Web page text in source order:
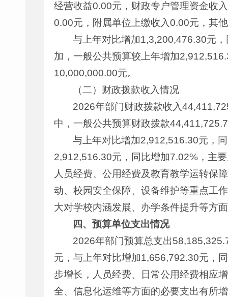
经营收益0.00元，财政专户管理资金收
0.00元，附属单位上缴收入0.00元，其
与上年对比增加1,3,200,476.30元
加，一般公共预算较上年增加
10,000,000.00元。
（二）财政拨款收入情况
2026年部门财政拨款收入
中，一般公共预算财政拨款
与上年对比增加2,912,516.30元，
2,912,516.30元，同比增加7.02%，主
人员经费、公用经费及教育教学运转保
动、校园安全保障、设备维护等重点工
大对学校内涵发展、办学条件提升等方
四、预算单位支出情况
2026年部门预算总支出
元，与上年对比增加1,656,792.30元，
步增长，人员经费、日常公用经费相应
全、信息化运维等方面的必要支出有所